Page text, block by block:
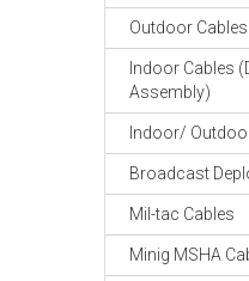
Outdoor Cables
Indoor Cables
Assembly)
Indoor/
Broadcast
Mil-tac Cables
Minig MSHA